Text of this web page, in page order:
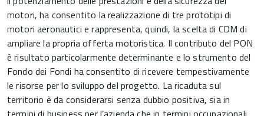
motori, ha consentito la realizzazione di tre prototipi di
motori aeronautici e rappresenta, quindi, la scelta di CDM di
ampliare la propria offerta motoristica. Il contributo del PON
è risultato particolarmente determinante e lo strumento del
Fondo dei Fondi ha consentito di ricevere tempestivamente
le risorse per lo sviluppo del progetto. La ricaduta sul
territorio è da considerarsi senza dubbio positiva, sia in